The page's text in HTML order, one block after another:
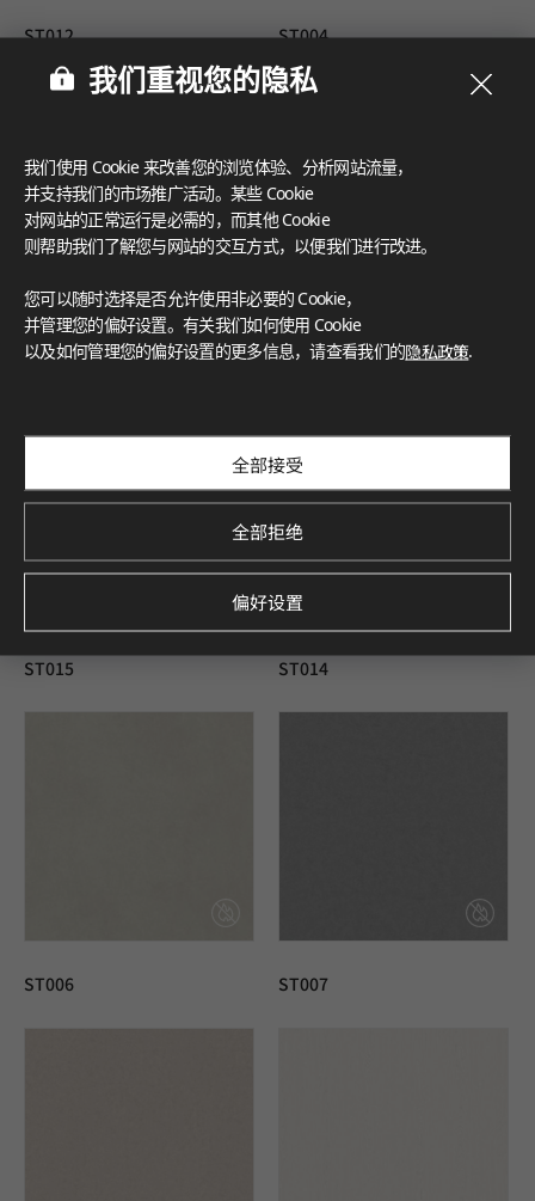
ST012 ST004
ST013 ST005
ST015 ST014
ST006 ST007
我们重视您的隐私
我们使用 Cookie 来改善您的浏览体验、分析网站流量，
并支持我们的市场推广活动。某些 Cookie
对网站的正常运行是必需的，而其他 Cookie
则帮助我们了解您与网站的交互方式，以便我们进行改进。
您可以随时选择是否允许使用非必要的 Cookie，
并管理您的偏好设置。有关我们如何使用 Cookie
以及如何管理您的偏好设置的更多信息，请查看我们的隐私政策.
全部接受
全部拒绝
偏好设置